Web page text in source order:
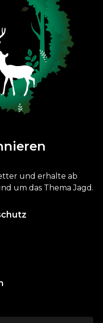
und erhalte ab
um das Thema Jagd.